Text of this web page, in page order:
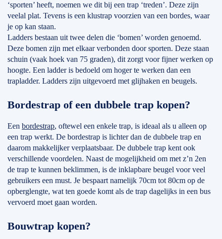
‘sporten’ heeft, noemen we dit bij een trap ‘treden’. Deze zijn
veelal plat. Tevens is een klustrap voorzien van een bordes, waar
je op kan staan.
Ladders bestaan uit twee delen die ‘bomen’ worden genoemd.
Deze bomen zijn met elkaar verbonden door sporten. Deze staan
schuin (vaak hoek van 75 graden), dit zorgt voor fijner werken op
hoogte. Een ladder is bedoeld om hoger te werken dan een
trapladder. Ladders zijn uitgevoerd met glijhaken en beugels.
Bordestrap of een dubbele trap kopen?
Een bordestrap, oftewel een enkele trap, is ideaal als u alleen op
een trap werkt. De bordestrap is lichter dan de dubbele trap en
daarom makkelijker verplaatsbaar. De dubbele trap kent ook
verschillende voordelen. Naast de mogelijkheid om met z’n 2en
de trap te kunnen beklimmen, is de inklapbare beugel voor veel
gebruikers een must. Je bespaart namelijk 70cm tot 80cm op de
opberglengte, wat ten goede komt als de trap dagelijks in een bus
vervoerd moet gaan worden.
Bouwtrap kopen?